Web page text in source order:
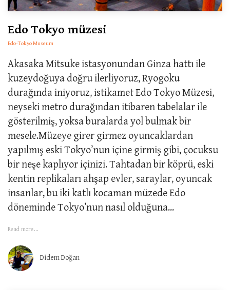
Edo Tokyo müzesi
Edo-Tokyo Museum
Akasaka Mitsuke istasyonundan Ginza hattı ile
kuzeydoğuya doğru ilerliyoruz, Ryogoku
durağında iniyoruz, istikamet Edo Tokyo Müzesi,
neyseki metro durağından itibaren tabelalar ile
gösterilmiş, yoksa buralarda yol bulmak bir
mesele.Müzeye girer girmez oyuncaklardan
yapılmış eski Tokyo’nun içine girmiş gibi, çocuksu
bir neşe kaplıyor içinizi. Tahtadan bir köprü, eski
kentin replikaları ahşap evler, saraylar, oyuncak
insanlar, bu iki katlı kocaman müzede Edo
döneminde Tokyo’nun nasıl olduğuna...
Read more...
Didem Doğan